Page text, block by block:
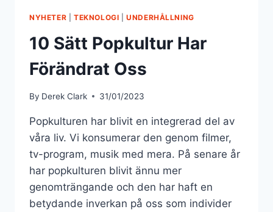
NYHETER TEKNOLOGI |UNDERHÅLLNING
10 Sätt Popkultur Har
Förändrat Oss
By Derek Clark 31/01/2023
Popkulturen har blivit en integrerad del av
våra liv. Vi konsumerar den genom filmer,
tv-program, musik med mera. På senare år
har popkulturen blivit ännu mer
genomträngande och den har haft en
betydande inverkan på oss som individer